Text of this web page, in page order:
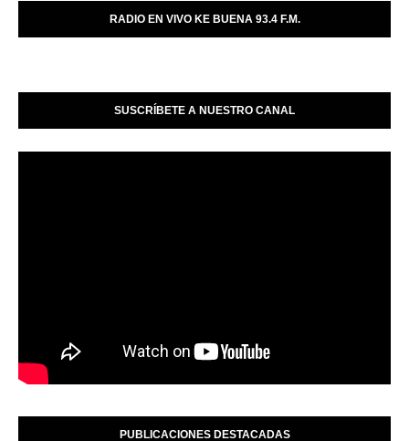
RADIO EN VIVO KE BUENA 93.4 F.M.
SUSCRÍBETE A NUESTRO CANAL
PUBLICACIONES DESTACADAS